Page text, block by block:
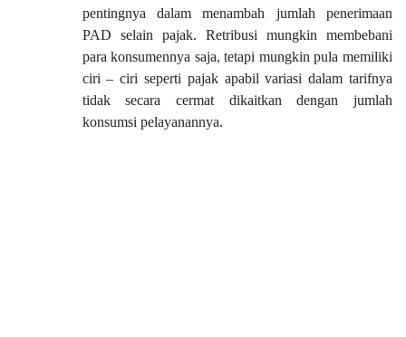
pentingnya dalam menambah jumlah penerimaan
PAD selain pajak. Retribusi mungkin membebani
para konsumennya saja, tetapi mungkin pula memiliki
ciri – ciri seperti pajak apabil variasi dalam tarifnya
tidak secara cermat dikaitkan dengan jumlah
konsumsi pelayanannya.